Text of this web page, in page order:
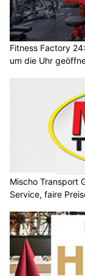
Fitness Factory
um die Uhr
Mischo Transport
Service, faire